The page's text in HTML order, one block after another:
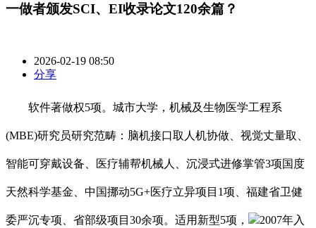
一做者颁发SCI、EI收录论文120余篇？
2026-02-19 08:50
分享
软件著做权5项。城市大学，机械及生物医学工程系
(MBE)研究员研究范畴：脑机接口取人机协做、视觉丈量取、
智能可穿戴设备、医疗辅帮机械人、沉浸式进修掌管3项国度
天然科学基金、中国挪动5G+医疗立异项目1项、福建省卫健
委严沉专项、省部级项目30余项。适用新型5项， 2007年入